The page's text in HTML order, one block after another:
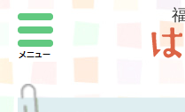
メニュー